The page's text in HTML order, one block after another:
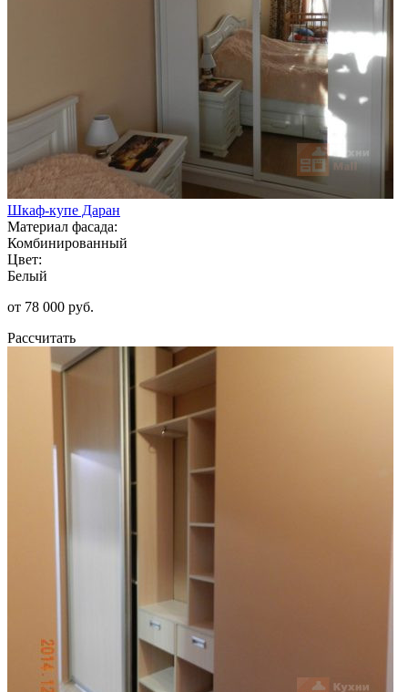
Шкаф-купе Даран
Материал фасада:
Комбинированный
Цвет:
Белый
от 78 000 руб.
Рассчитать